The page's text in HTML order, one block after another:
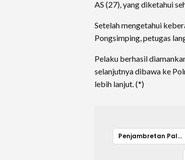
AS (27), yang diketahui
Setelah mengetahui
Pongsimping, petugas
Pelaku berhasil
selanjutnya dibawa ke
lebih lanjut. (*)
Penjambretan Palopo